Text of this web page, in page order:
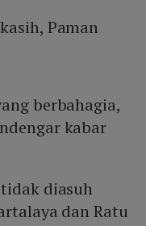
Paman
berbahagia,
kabar
diasuh
dan Ratu